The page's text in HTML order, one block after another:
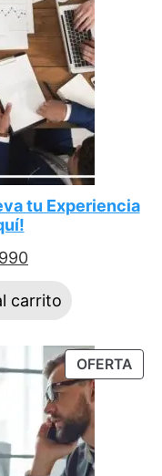
tu Experiencia
carrito
OFERTA